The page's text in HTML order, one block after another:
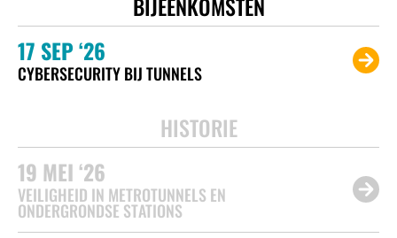
17 SEP ‘26
CYBERSECURITY BIJ TUNNELS
HISTORIE
19 MEI ‘26
VEILIGHEID IN METROTUNNELS EN
ONDERGRONDSE STATIONS